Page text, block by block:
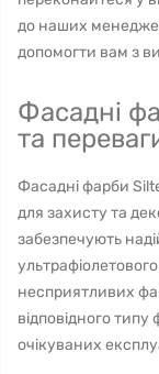
до наших
допомогти вам з
Фасадні
та
Фасадні фарби
для захисту та
забезпечують
несприятливих
відповідного
очікуваних